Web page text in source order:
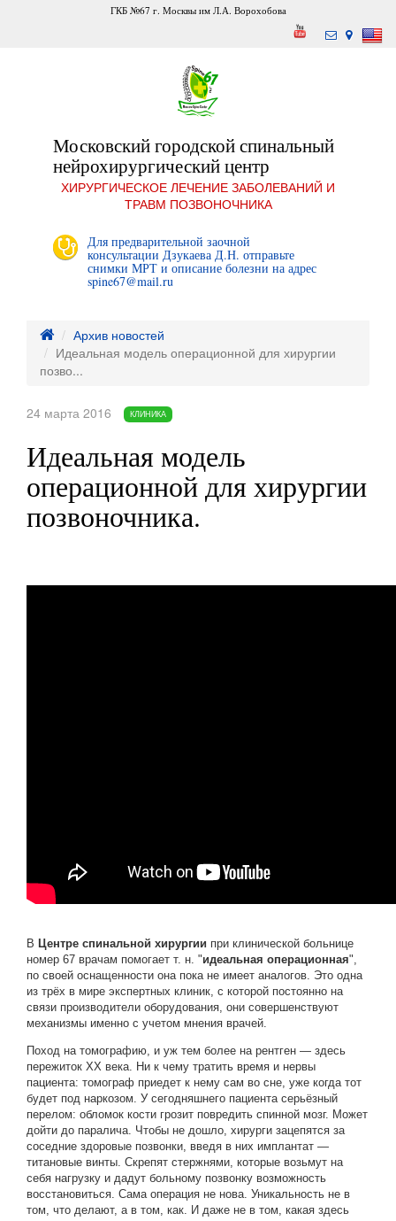
ГКБ №67 г. Москвы им Л.А. Ворохобова
Московский городской спинальный
нейрохирургический центр
ХИРУРГИЧЕСКОЕ ЛЕЧЕНИЕ ЗАБОЛЕВАНИЙ И
ТРАВМ ПОЗВОНОЧНИКА
Для предварительной заочной
консультации Дзукаева Д.Н. отправьте
снимки МРТ и описание болезни на адрес
spine67@mail.ru
Архив новостей
Идеальная модель операционной для хирургии
позво...
24 марта 2016 КЛИНИКА
Идеальная модель
операционной для хирургии
позвоночника.
В Центре спинальной хирургии при клинической больнице
номер 67 врачам помогает т. н. "идеальная операционная",
по своей оснащенности она пока не имеет аналогов. Это одна
из трёх в мире экспертных клиник, с которой постоянно на
связи производители оборудования, они совершенствуют
механизмы именно с учетом мнения врачей.
Поход на томографию, и уж тем более на рентген — здесь
пережиток XX века. Ни к чему тратить время и нервы
пациента: томограф приедет к нему сам во сне, уже когда тот
будет под наркозом. У сегодняшнего пациента серьёзный
перелом: обломок кости грозит повредить спинной мозг. Может
дойти до паралича. Чтобы не дошло, хирурги зацепятся за
соседние здоровые позвонки, введя в них имплантат —
титановые винты. Скрепят стержнями, которые возьмут на
себя нагрузку и дадут больному позвонку возможность
восстановиться. Сама операция не нова. Уникальность не в
том, что делают, а в том, как. И даже не в том, какая здесь